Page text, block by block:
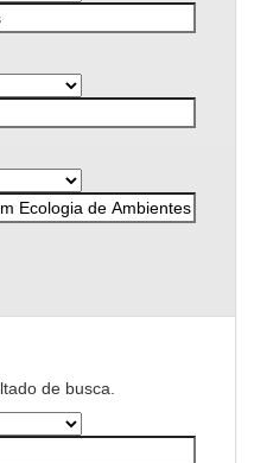
de busca.